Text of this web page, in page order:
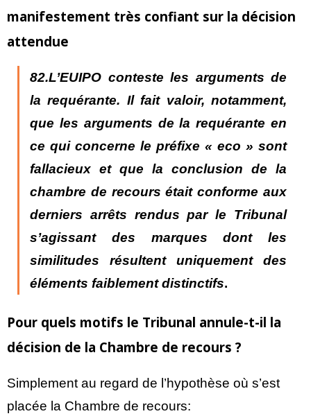
manifestement très confiant sur la décision
attendue
82.L’EUIPO conteste les arguments de
la requérante. Il fait valoir, notamment,
que les arguments de la requérante en
ce qui concerne le préfixe « eco » sont
fallacieux et que la conclusion de la
chambre de recours était conforme aux
derniers arrêts rendus par le Tribunal
s’agissant des marques dont les
similitudes résultent uniquement des
éléments faiblement distinctifs.
Pour quels motifs le Tribunal annule-t-il la
décision de la Chambre de recours ?
Simplement au regard de l’hypothèse où s’est
placée la Chambre de recours: